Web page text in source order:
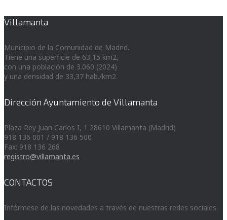
Villamanta
Municipio de la Comunidad de Madrid.
Tiene una superficie de 63,15 km2,
con una población de 3.060 (2024)
y una densidad de 33,37 hab./km2.
Dirección Ayuntamiento de Villamanta
Plaza Rey Juan Carlos I, 1 28610 Villamanta (Madrid)
918 136 001 / 918 136 500
Fax: 918 136 268
registro@villamanta.es
CONTACTOS
Infórmese de las novedades a través de nuestras redes sociales.